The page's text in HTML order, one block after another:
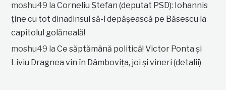
moshu49 laCorneliu Ștefan (deputat PSD): Iohannis
ține cu tot dinadinsul să-l depășească pe Băsescu la
capitolul golăneală!
moshu49 laCe săptămână politică! Victor Ponta și
Liviu Dragnea vin în Dâmbovița, joi și vineri (detalii)